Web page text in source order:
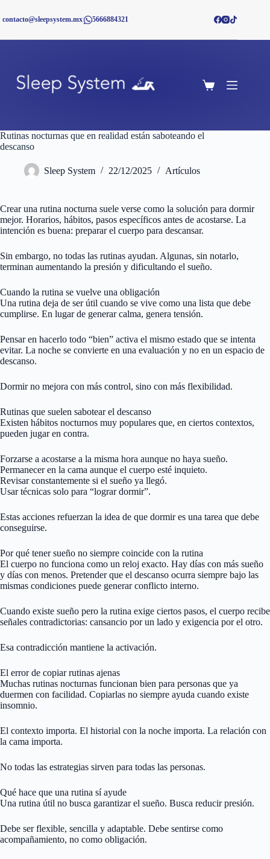
contenido
contacto@sleepsystem.mx 5666884321
Shopping
Rutinas nocturnas que en realidad están saboteando el
descanso
Sleep System 22/12/2025 Artículos
Crear una rutina nocturna suele verse como la solución para dormir
mejor. Horarios, hábitos, pasos específicos antes de acostarse. La
intención es buena: preparar el cuerpo para descansar.
Sin embargo, no todas las rutinas ayudan. Algunas, sin notarlo,
terminan aumentando la presión y dificultando el sueño.
Cuando la rutina se vuelve una obligación
Una rutina deja de ser útil cuando se vive como una lista que debe
cumplirse. En lugar de generar calma, genera tensión.
Pensar en hacerlo todo “bien” activa el mismo estado que se intenta
evitar. La noche se convierte en una evaluación y no en un espacio de
descanso.
Dormir no mejora con más control, sino con más flexibilidad.
Rutinas que suelen sabotear el descanso
Existen hábitos nocturnos muy populares que, en ciertos contextos,
pueden jugar en contra.
Forzarse a acostarse a la misma hora aunque no haya sueño.
Permanecer en la cama aunque el cuerpo esté inquieto.
Revisar constantemente si el sueño ya llegó.
Usar técnicas solo para “lograr dormir”.
Estas acciones refuerzan la idea de que dormir es una tarea que debe
conseguirse.
Por qué tener sueño no siempre coincide con la rutina
El cuerpo no funciona como un reloj exacto. Hay días con más sueño
y días con menos. Pretender que el descanso ocurra siempre bajo las
mismas condiciones puede generar conflicto interno.
Cuando existe sueño pero la rutina exige ciertos pasos, el cuerpo recibe
señales contradictorias: cansancio por un lado y exigencia por el otro.
Esa contradicción mantiene la activación.
El error de copiar rutinas ajenas
Muchas rutinas nocturnas funcionan bien para personas que ya
duermen con facilidad. Copiarlas no siempre ayuda cuando existe
insomnio.
El contexto importa. El historial con la noche importa. La relación con
la cama importa.
No todas las estrategias sirven para todas las personas.
Qué hace que una rutina sí ayude
Una rutina útil no busca garantizar el sueño. Busca reducir presión.
Debe ser flexible, sencilla y adaptable. Debe sentirse como
acompañamiento, no como obligación.